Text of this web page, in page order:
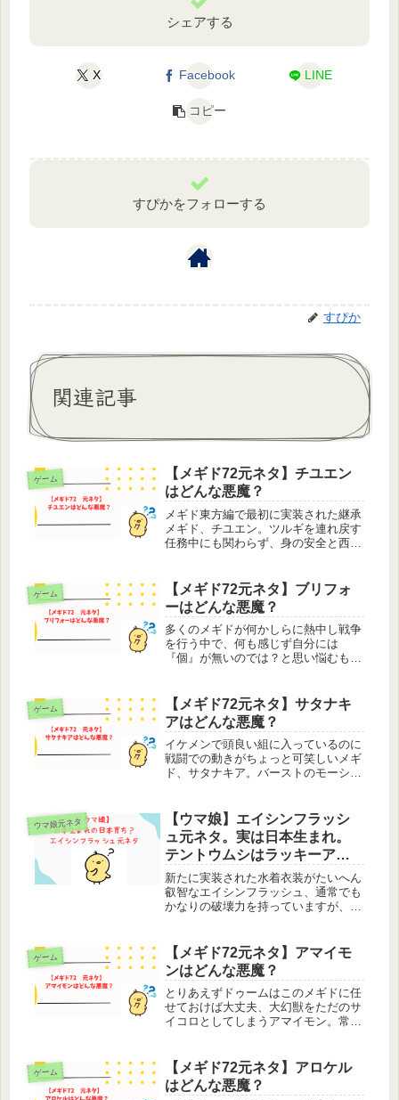
シェアする
X Facebook LINE
コピー
すぴかをフォローする
すぴか
関連記事
ゲーム
【メギド72元ネタ】チユエン
はどんな悪魔？
メギド東方編で最初に実装された継承
メギド、チユエン。ツルギを連れ戻す
任務中にも関わらず、身の安全と西方
メギドきっての婚活男子。自分だった
ら有名居酒屋チェーン店の店員ように
「...
ゲーム
【メギド72元ネタ】ブリフォ
ーはどんな悪魔？
多くのメギドが何かしらに熱中し戦争
を行う中で、何も感じず自分には
『個』が無いのでは？と思い悩むもそ
存の攻撃方法であり、コロッセオの使
い手。しかも特性でコロッセオ発動中
は自身の...
ゲーム
【メギド72元ネタ】サタナキ
アはどんな悪魔？
イケメンで頭良い組に入っているのに
戦闘での動きがちょっと可笑しいメギ
ド、サタナキア。バーストのモーショ
にはまってしまい、しばらくの間メー
テルにしか見えませんでした。行き
先...
ウマ娘元ネタ
【ウマ娘】エイシンフラッシ
ュ元ネタ。実は日本生まれ。
テントウムシはラッキーアイ
テム
新たに実装された水着衣装がたいへん
叡智なエイシンフラッシュ、通常でも
かなりの破壊力を持っていますが、水
にとても厳しく、秒単位で完璧にスケ
ジュールをこなさないと満足できな
い...
ゲーム
【メギド72元ネタ】アマイモ
ンはどんな悪魔？
とりあえずドゥームはこのメギドに任
せておけば大丈夫、大幻獣をただのサ
イコロとしてしまうアマイモン。常設
ストの三馬鹿に名前をネタにされてい
ました、自分も好きです甘いもん。
「フ...
ゲーム
【メギド72元ネタ】アロケル
はどんな悪魔？